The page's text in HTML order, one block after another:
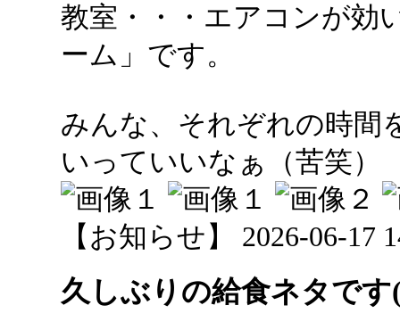
教室・・・エアコンが効
ーム」です。
みんな、それぞれの時間
いっていいなぁ（苦笑）
【お知らせ】 2026-06-17
久しぶりの給食ネタで